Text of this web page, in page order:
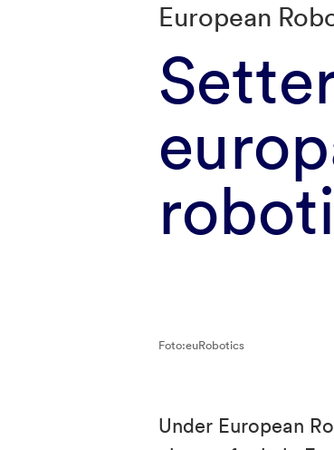
European
Foto:euRobotics
Under European